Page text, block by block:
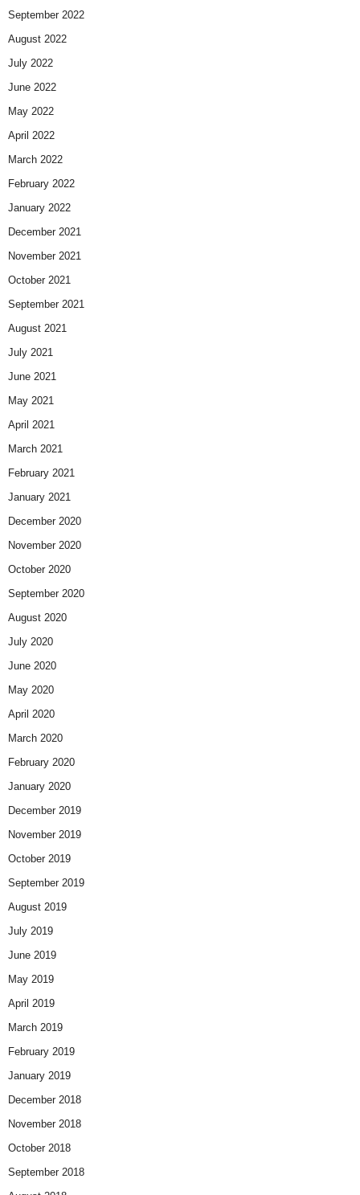
September 2022
August 2022
July 2022
June 2022
May 2022
April 2022
March 2022
February 2022
January 2022
December 2021
November 2021
October 2021
September 2021
August 2021
July 2021
June 2021
May 2021
April 2021
March 2021
February 2021
January 2021
December 2020
November 2020
October 2020
September 2020
August 2020
July 2020
June 2020
May 2020
April 2020
March 2020
February 2020
January 2020
December 2019
November 2019
October 2019
September 2019
August 2019
July 2019
June 2019
May 2019
April 2019
March 2019
February 2019
January 2019
December 2018
November 2018
October 2018
September 2018